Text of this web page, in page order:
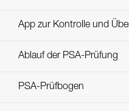
App zur Kontrolle und
Bestände Entdecken
Ablauf der PSA-Prüfung
verif-EPI-
PSA-Prüfbogen